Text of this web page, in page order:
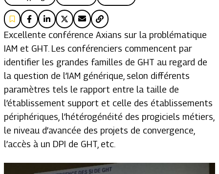
Excellente conférence Axians sur la problématique
IAM et GHT. Les conférenciers commencent par
identifier les grandes familles de GHT au regard de
la question de l’IAM générique, selon différents
paramètres tels le rapport entre la taille de
l’établissement support et celle des établissements
périphériques, l’hétérogénéité des progiciels métiers,
le niveau d’avancée des projets de convergence,
l’accès à un DPI de GHT, etc.